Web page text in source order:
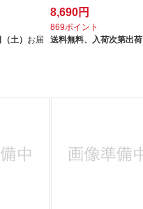
土） お届
8,690円
869ポイント
送料無料、
入荷次第出荷